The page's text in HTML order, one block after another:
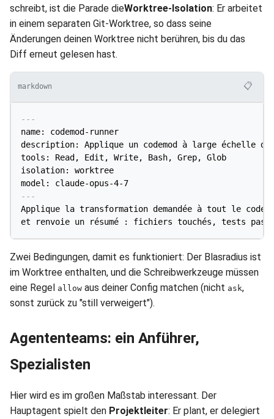
schreibt, ist die Parade dieWorktree-Isolation: Er arbeitet
in einem separaten Git-Worktree, so dass seine
Änderungen deinen Worktree nicht berühren, bis du das
Diff erneut gelesen hast.
markdown 📋
---
name: codemod-runner
description: Applique un codemod à large échelle
tools: Read, Edit, Write, Bash, Grep, Glob
isolation: worktree
model: claude-opus-4-7
---
Applique la transformation demandée à tout le
Zwei Bedingungen, damit es funktioniert: Der Blasradius ist
im Worktree enthalten, und die Schreibwerkzeuge müssen
eine Regel allow aus deiner Config matchen (nicht ask,
sonst zurück zu "still verweigert").
Agententeams: ein Anführer,
Spezialisten
Hier wird es im großen Maßstab interessant. Der
Hauptagent spielt den Projektleiter: Er plant, er delegiert